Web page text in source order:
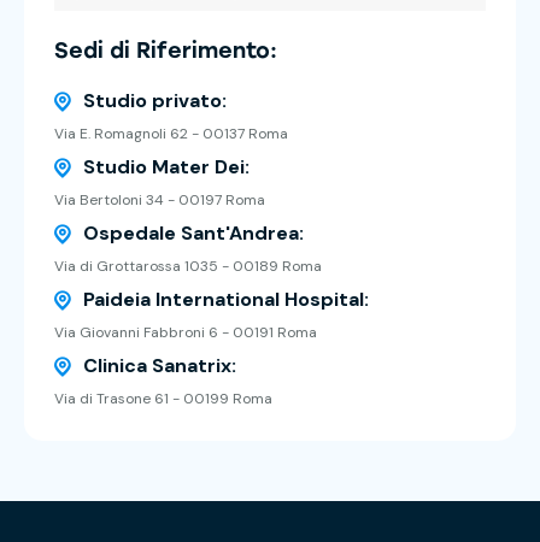
Sedi di Riferimento:
Studio privato:
Via E. Romagnoli 62 - 00137 Roma
Studio Mater Dei:
Via Bertoloni 34 - 00197 Roma
Ospedale Sant'Andrea:
Via di Grottarossa 1035 - 00189 Roma
Paideia International Hospital:
Via Giovanni Fabbroni 6 - 00191 Roma
Clinica Sanatrix:
Via di Trasone 61 - 00199 Roma